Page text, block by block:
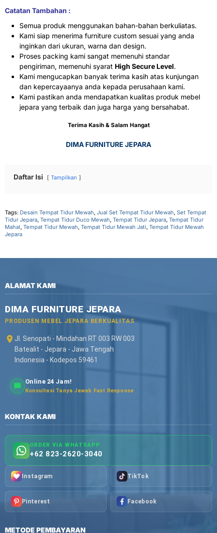
Catatan Tambahan :
Semua produk menggunakan bahan-bahan berkuliatas.
Kami siap menerima furniture custom sesuai yang anda
inginkan dari ukuran, warna dan design.
Proses packing kami sangat memenuhi standar
pengiriman, memenuhi syarat High Secure Level.
Kami mengucapkan banyak terima kasih atas kunjungan
dan kepercayaanya anda kepada perusahaan kami.
Kami pastikan anda mendapatkan kualitas produk mebel
jepara yang terbaik dan juga harga yang bersahabat.
Terima Kasih & Salam Hangat
DIMA FURNITURE JEPARA
Daftar Isi Tampilkan
Tags: Desain Tempat Tidur Mewah, Jual Set Tempat Tidur Mewah, Set Tempat
Tidur Jepara, Tempat Tidur Duco Mewah, Tempat Tidur Jepara, Tempat Tidur
Mahal, Tempat Tidur Mewah, Tempat Tidur Mewah Jati, Tempat Tidur Mewah
Jepara
ALAMAT KAMI
DIMA FURNITURE JEPARA
PRODUSEN MEBEL JEPARA BERKUALITAS
Jl. Senopati - Mindahan RT 003 RW 003
Batealit - Jepara - Jawa Tengah
Indonesia - Kodepos 59461
Online 24 Jam!
Konsultasi Tanya Jawab Fast Response
KONTAK KAMI
ORDER VIA WHATSAPP
+62 823-2620-3040
Instagram TikTok
Pinterest Facebook
METODE PEMBAYARAN